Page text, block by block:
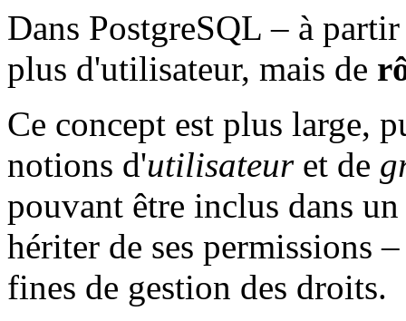
Dans PostgreSQL – à
plus d'utilisateur, mais de
Ce concept est plus large,
notions d'utilisateuret de
pouvant être inclus dans
hériter de ses permissions
fines de gestion des droits.